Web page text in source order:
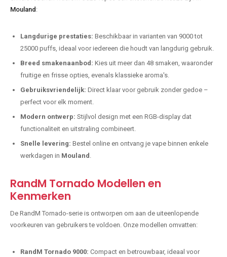
Mouland:
Langdurige prestaties: Beschikbaar in varianten van 9000 tot
25000 puffs, ideaal voor iedereen die houdt van langdurig gebruik.
Breed smakenaanbod: Kies uit meer dan 48 smaken, waaronder
fruitige en frisse opties, evenals klassieke aroma's.
Gebruiksvriendelijk: Direct klaar voor gebruik zonder gedoe –
perfect voor elk moment.
Modern ontwerp: Stijlvol design met een RGB-display dat
functionaliteit en uitstraling combineert.
Snelle levering: Bestel online en ontvang je vape binnen enkele
werkdagen in Mouland
RandM Tornado Modellen en
Kenmerken
De RandM Tornado-serie is ontworpen om aan de uiteenlopende
voorkeuren van gebruikers te voldoen. Onze modellen omvatten:
RandM Tornado 9000: Compact en betrouwbaar, ideaal voor